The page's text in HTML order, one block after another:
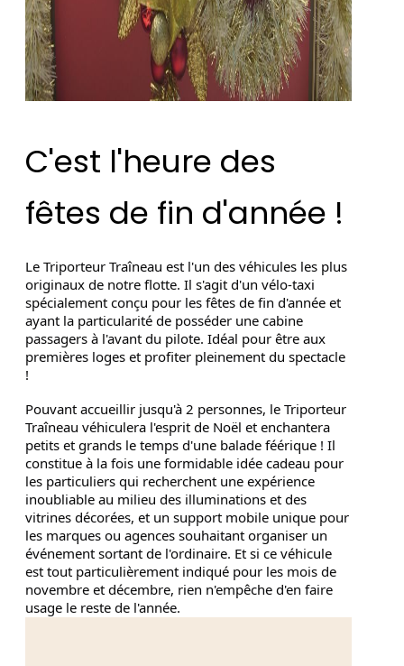
C'est l'heure des
fêtes de fin d'année !
Le Triporteur Traîneau est l'un des véhicules les plus
originaux de notre flotte. Il s'agit d'un vélo-taxi
spécialement conçu pour les fêtes de fin d'année et
ayant la particularité de posséder une cabine
passagers à l'avant du pilote. Idéal pour être aux
premières loges et profiter pleinement du spectacle
!
Pouvant accueillir jusqu'à 2 personnes, le Triporteur
Traîneau véhiculera l'esprit de Noël et enchantera
petits et grands le temps d'une balade féérique ! Il
constitue à la fois une formidable idée cadeau pour
les particuliers qui recherchent une expérience
inoubliable au milieu des illuminations et des
vitrines décorées, et un support mobile unique pour
les marques ou agences souhaitant organiser un
événement sortant de l'ordinaire. Et si ce véhicule
est tout particulièrement indiqué pour les mois de
novembre et décembre, rien n'empêche d'en faire
usage le reste de l'année.